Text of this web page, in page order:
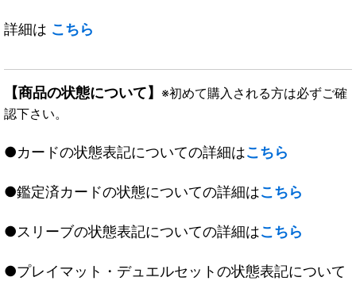
詳細は こちら
【商品の状態について】 ※初めて購入される方は必ずご確
認下さい。
●カードの状態表記についての詳細はこちら
●鑑定済カードの状態についての詳細はこちら
●スリーブの状態表記についての詳細はこちら
●プレイマット・デュエルセットの状態表記について